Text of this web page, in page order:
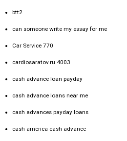
btt2
can someone write my essay for me
Car Service 770
cardiosaratov.ru 4003
cash advance loan payday
cash advance loans near me
cash advances payday loans
cash america cash advance